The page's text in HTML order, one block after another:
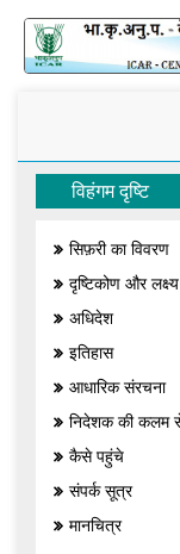
विहंगम दृष्टि
सिफ़री का विवरण
दृष्टिकोण और लक्ष्य
अधिदेश
इतिहास
आधारिक संरचना
निदेशक की कलम
कैसे पहुंचे
संपर्क सूत्र
मानचित्र